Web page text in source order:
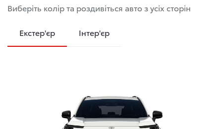
Виберіть колір та роздивіться авто з усіх сторін
Екстер'єр Інтер'єр